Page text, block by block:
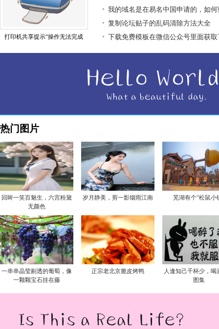
打印机共享提示“操作无法完成
我的域名是在易名中国申请的，如
复制论坛贴子的乱码清除方法大全
下载免费模板在微信公众号里面获
热门图片
回眸一笑百魅生，六宫粉黛
无颜色
岁月静美，剪一影烟雨江南 芜湖有个“松鼠小
一串串晶莹剔透的葡萄，像
一颗颗宝石挂在藤
正宗老北京脆皮烤鸭
人逢知己千杯少，喝
图集